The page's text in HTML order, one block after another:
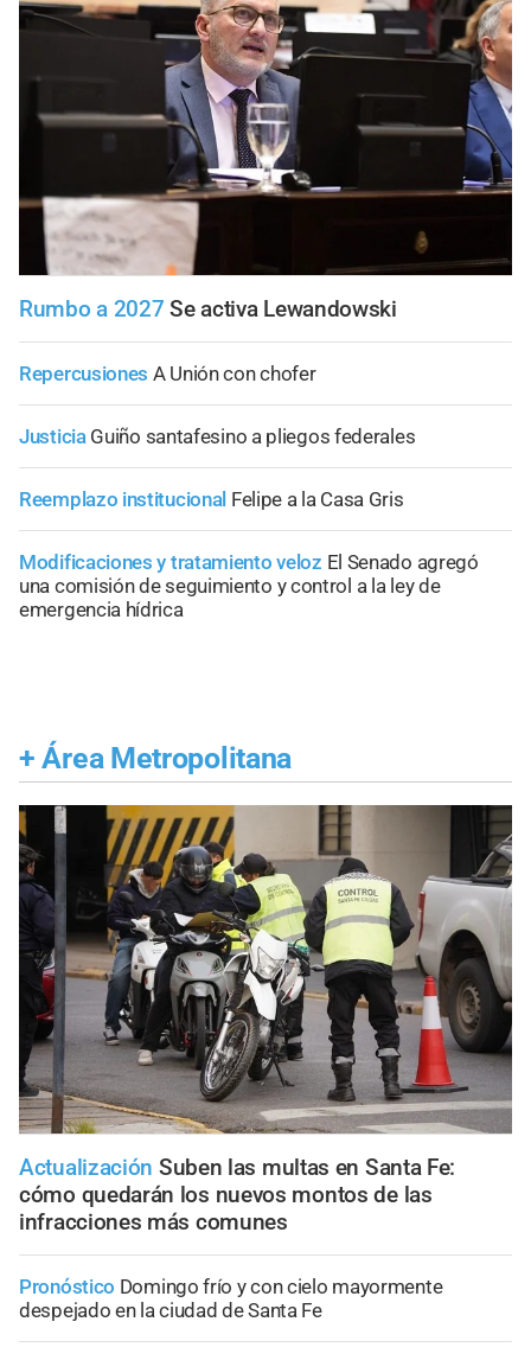
Rumbo a 2027 Se activa Lewandowski
Repercusiones A Unión con chofer
Justicia Guiño santafesino a pliegos federales
Reemplazo institucional Felipe a la Casa Gris
Modificaciones y tratamiento veloz El Senado agregó
una comisión de seguimiento y control a la ley de
emergencia hídrica
+ Área Metropolitana
Actualización Suben las multas en Santa Fe:
cómo quedarán los nuevos montos de las
infracciones más comunes
Pronóstico Domingo frío y con cielo mayormente
despejado en la ciudad de Santa Fe